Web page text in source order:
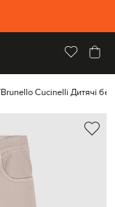
Brunello Cucinelli Дитячі